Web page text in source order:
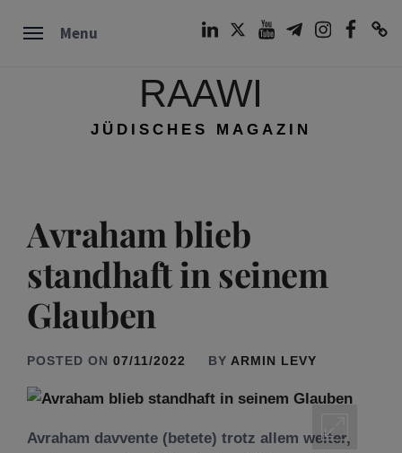
Menu
RAAWI
JÜDISCHES MAGAZIN
Avraham blieb
standhaft in seinem
Glauben
POSTED ON 07/11/2022 BY ARMIN LEVY
Avraham davvente (betete) trotz allem weiter,